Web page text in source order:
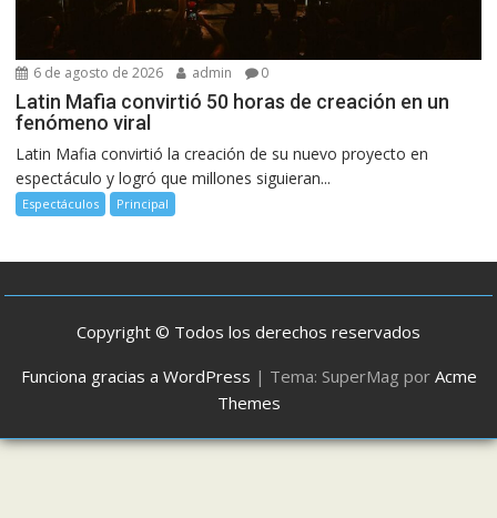
6 de agosto de 2026 admin 0
Latin Mafia convirtió 50 horas de creación en un
fenómeno viral
Latin Mafia convirtió la creación de su nuevo proyecto en
espectáculo y logró que millones siguieran...
Espectáculos Principal
Copyright © Todos los derechos reservados
Funciona gracias a WordPress | Tema: SuperMag por Acme
Themes